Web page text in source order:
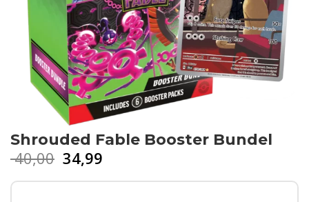
Shrouded Fable Booster Bundel
40,00 34,99